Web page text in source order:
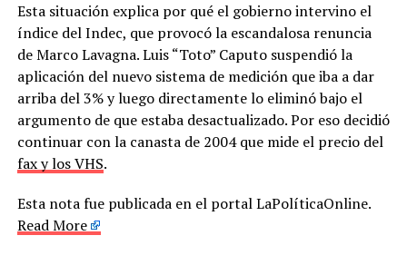
Esta situación explica por qué el gobierno intervino el
índice del Indec, que provocó la escandalosa renuncia
de Marco Lavagna. Luis “Toto” Caputo suspendió la
aplicación del nuevo sistema de medición que iba a dar
arriba del 3% y luego directamente lo eliminó bajo el
argumento de que estaba desactualizado. Por eso decidió
continuar con la canasta de 2004 que mide el precio del
fax y los VHS.
Esta nota fue publicada en el portal LaPolíticaOnline.
Read More